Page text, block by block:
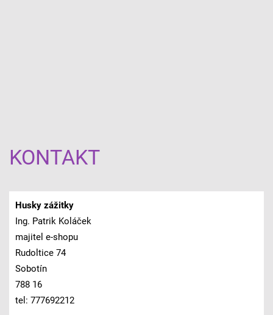
KONTAKT
Husky zážitky
Ing. Patrik Koláček
majitel e-shopu
Rudoltice 74
Sobotín
788 16
tel: 777692212